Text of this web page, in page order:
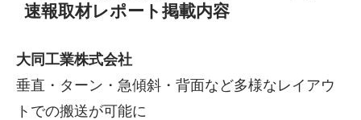
速報取材レポート掲載内容
大同工業株式会社
垂直・ターン・急傾斜・背面など多様なレイアウ
トでの搬送が可能に